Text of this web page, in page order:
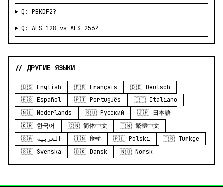
Q: PBKDF2?
Q: AES-128 vs AES-256?
// ДРУГИЕ ЯЗЫКИ
🇺🇸 English 🇫🇷 Français
🇩🇪 Deutsch
🇪🇸 Español
🇵🇹 Português
🇮🇹 Italiano
🇳🇱 Nederlands
🇷🇺 Русский
🇯🇵 日本語
🇰🇷 한국어
🇨🇳 简体中文
🇹🇼 繁體中文
🇸🇦 العربية
🇮🇳 हिन्दी 🇵🇱 Polski
🇹🇷 Türkçe
🇸🇪 Svenska
🇩🇰 Dansk 🇳🇴 Norsk